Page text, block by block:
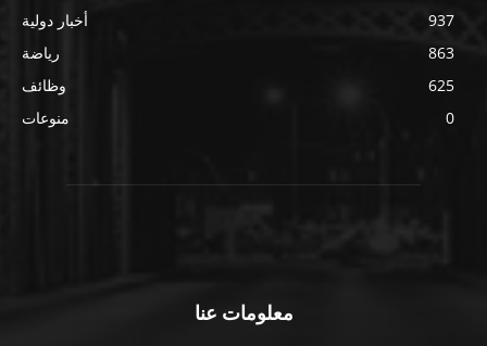
أخبار دولية
937
رياضة
863
وظائف
625
منوعات
0
معلومات عنا